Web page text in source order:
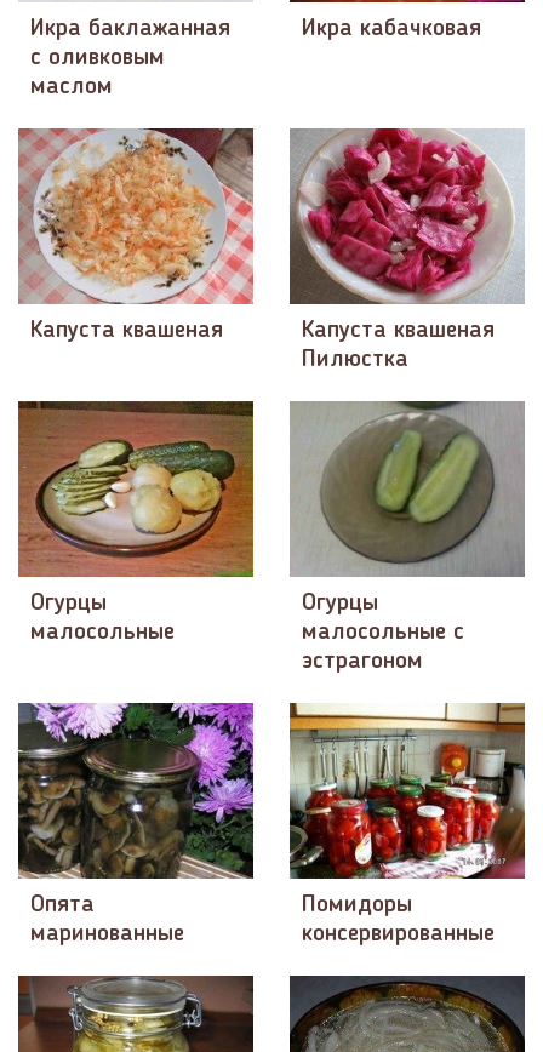
Икра баклажанная
с оливковым
маслом
Икра кабачковая
Капуста квашеная
Капуста квашеная
Пилюстка
Огурцы
малосольные
Огурцы
малосольные с
эстрагоном
Опята
маринованные
Помидоры
консервированные